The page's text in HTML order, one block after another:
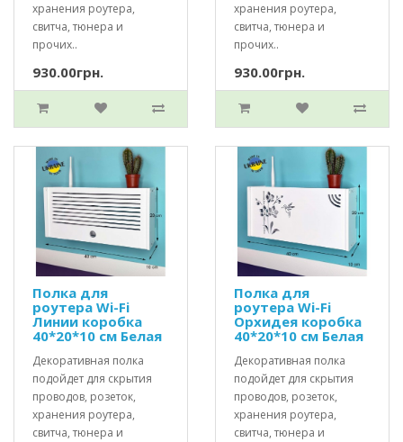
хранения роутера,
свитча, тюнера и
прочих..
930.00грн.
хранения роутера,
свитча, тюнера и
прочих..
930.00грн.
Полка для
роутера Wi-Fi
Линии коробка
40*20*10 см Белая
Декоративная полка
подойдет для скрытия
проводов, розеток,
хранения роутера,
свитча, тюнера и
Полка для
роутера Wi-Fi
Орхидея коробка
40*20*10 см Белая
Декоративная полка
подойдет для скрытия
проводов, розеток,
хранения роутера,
свитча, тюнера и